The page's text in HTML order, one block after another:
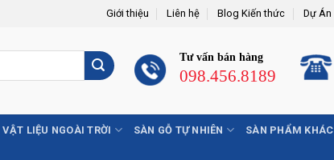
Giới thiệu Liên hệ Blog Kiến thức Dự Án
Tư vấn bán hàng
098.456.8189
VẬT LIỆU NGOÀI TRỜI SÀN GỖ TỰ NHIÊN SÀN PHẨM KHÁC